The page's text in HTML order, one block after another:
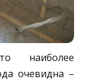
наиболее
очевидна –